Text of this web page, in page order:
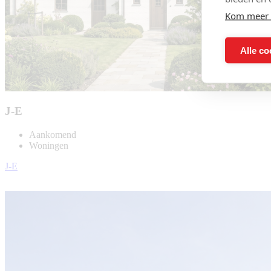
J-E
Aankomend
Woningen
J-E
Kom
Alle